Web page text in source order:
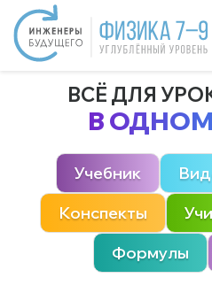
ВСЁ ДЛЯ
В
Учебник
Конспекты
Формулы